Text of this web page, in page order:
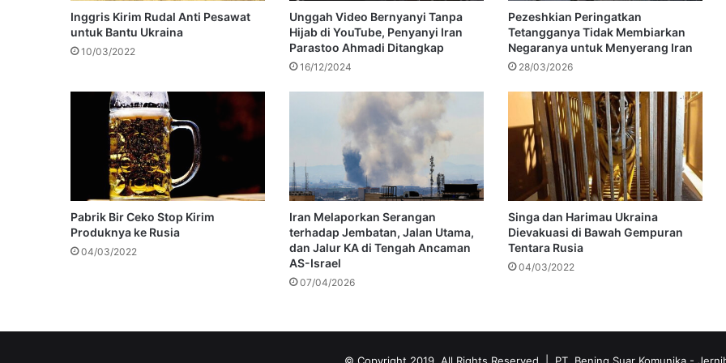
Inggris Kirim Rudal Anti Pesawat
untuk Bantu Ukraina
10/03/2022
Unggah Video Bernyanyi Tanpa
Hijab di YouTube, Penyanyi Iran
Parastoo Ahmadi Ditangkap
16/12/2024
Pezeshkian Peringatkan
Tetangganya Tidak Membiarkan
Negaranya untuk Menyerang Iran
28/03/2026
Pabrik Bir Ceko Stop Kirim
Produknya ke Rusia
04/03/2022
Iran Melaporkan Serangan
terhadap Jembatan, Jalan Utama,
dan Jalur KA di Tengah Ancaman
AS-Israel
07/04/2026
Singa dan Harimau Ukraina
Dievakuasi di Bawah Gempuran
Tentara Rusia
04/03/2022